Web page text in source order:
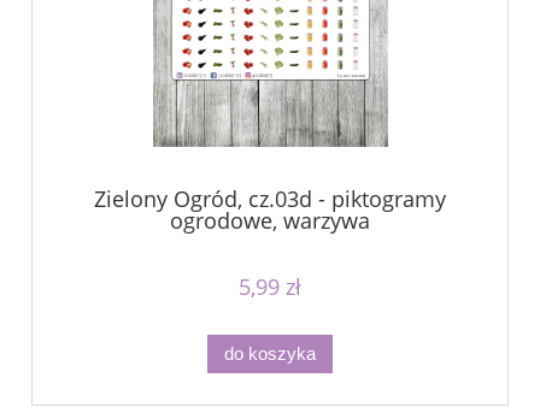
Zielony Ogród, cz.03d - piktogramy
ogrodowe, warzywa
5,99 zł
do koszyka